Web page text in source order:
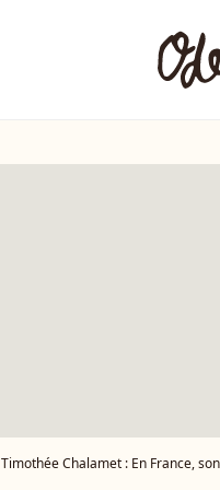
Timothée Chalamet : En France,